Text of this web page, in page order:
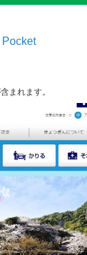
Pocket
まれます。